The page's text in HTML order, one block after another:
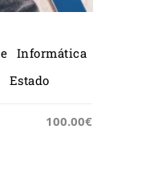
Informática
100.00€